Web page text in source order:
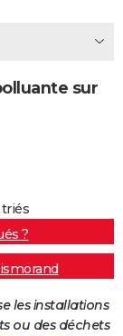
sur
?
les installations
ou des déchets